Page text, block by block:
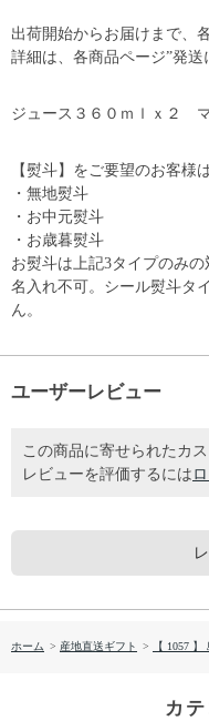
ジュース３６０ｍｌｘ２
【熨斗】をご要望のお客様
・無地熨斗
・お中元熨斗
・お歳暮熨斗
お熨斗は上記3タイプのみの
名入れ不可。シール熨斗タ
ん。
出荷開始からお届けまで、
詳細は、各商品ページ”発送
ユーザーレビュー
この商品に寄せられたカ
レビューを評価するには
ホーム > 産地直送ギフト > 【 1057 】 島みかん
カ